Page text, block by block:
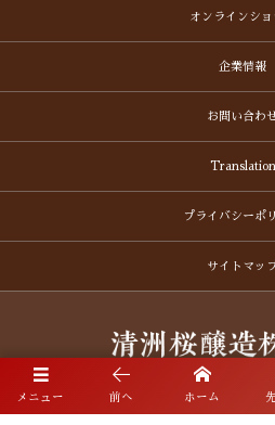
メニュー 前へ ホーム
オンラインショ
企業情報
お問い合わ
Translation
プライバシーポ
サイトマッ
〒452-0942 愛知県清須